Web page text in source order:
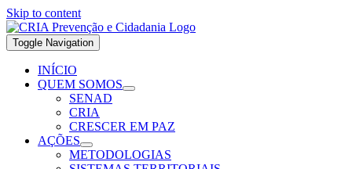
Skip to content
Toggle Navigation
INÍCIO
QUEM SOMOS
SENAD
CRIA
CRESCER EM PAZ
AÇÕES
METODOLOGIAS